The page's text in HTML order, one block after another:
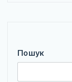
Пошук